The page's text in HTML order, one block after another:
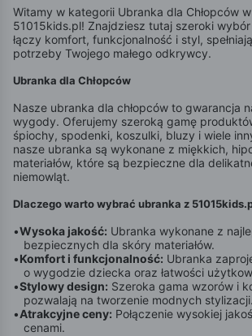
Witamy w kategorii Ubranka dla Chłopców
51015kids.pl! Znajdziesz tutaj szeroki
łączy komfort, funkcjonalność i styl,
potrzeby Twojego małego odkrywcy.
Ubranka dla Chłopców
Nasze ubranka dla chłopców to gwarancja
wygody. Oferujemy szeroką gamę
śpiochy, spodenki, koszulki, bluzy i wiele
nasze ubranka są wykonane z miękkich,
materiałów, które są bezpieczne dla
niemowląt.
Dlaczego warto wybrać ubranka z
•Wysoka jakość: Ubranka wykonane z
bezpiecznych dla skóry materiałów.
•Komfort i funkcjonalność: Ubranka
o wygodzie dziecka oraz łatwości
•Stylowy design: Szeroka gama wzorów i
pozwalają na tworzenie modnych stylizacji.
•Atrakcyjne ceny: Połączenie wysokiej
cenami.